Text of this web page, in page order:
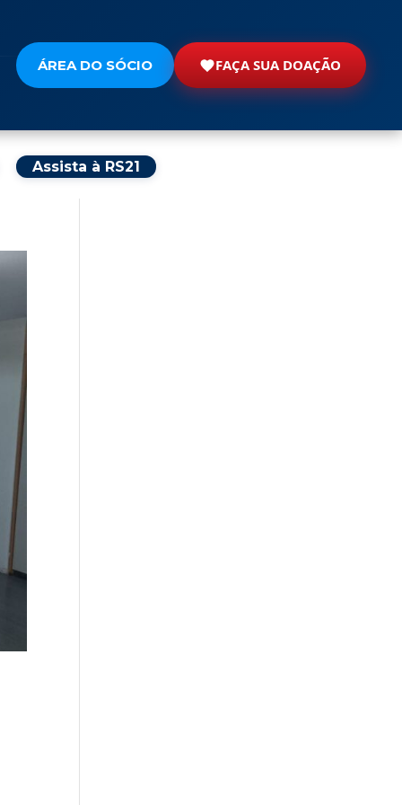
ÁREA DO SÓCIO FAÇA SUA DOAÇÃO
Assista à RS21